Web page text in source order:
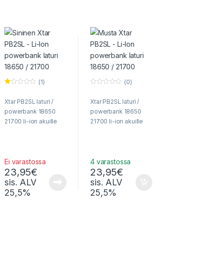
s
u
tu
/ 5
(1)
Xtar PB2SL laturi /
powerbank 18650
21700 li-ion akuille
Ei varastossa
23,95€
sis. ALV
25,5%
u
o
f
(0)
Xtar PB2SL laturi /
powerbank 18650
21700 li-ion akuille
4 varastossa
23,95€
sis. ALV
25,5%